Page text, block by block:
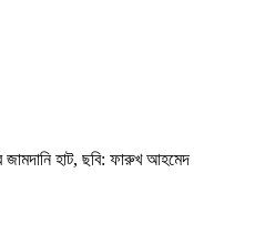
হাট, ছবি: ফারুখ আহমেদ